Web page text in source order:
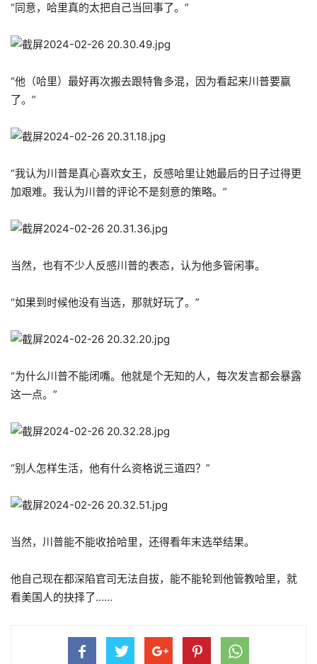
“同意，哈里真的太把自己当回事了。”
“他（哈里）最好再次搬去跟特鲁多混，因为看起来川普要赢
了。”
“我认为川普是真心喜欢女王，反感哈里让她最后的日子过得更
加艰难。我认为川普的评论不是刻意的策略。”
当然，也有不少人反感川普的表态，认为他多管闲事。
“如果到时候他没有当选，那就好玩了。”
“为什么川普不能闭嘴。他就是个无知的人，每次发言都会暴露
这一点。”
“别人怎样生活，他有什么资格说三道四？”
当然，川普能不能收拾哈里，还得看年末选举结果。
他自己现在都深陷官司无法自拔，能不能轮到他管教哈里，就
看美国人的抉择了……